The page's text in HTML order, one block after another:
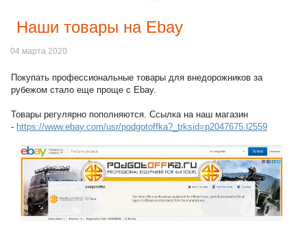
Наши товары на Ebay
04 марта 2020
Покупать профессиональные товары для внедорожников за
рубежом стало еще проще с Ebay.
Товары регулярно пополняются. Ссылка на наш магазин
- https://www.ebay.com/usr/podgotoffka?_trksid=p2047675.l2559